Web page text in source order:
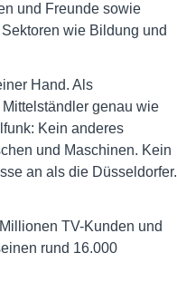
und Freunde sowie
wie Bildung und
Hand. Als
genau wie
Kein anderes
und Maschinen. Kein
an als die Düsseldorfer.
TV-Kunden und
rund 16.000